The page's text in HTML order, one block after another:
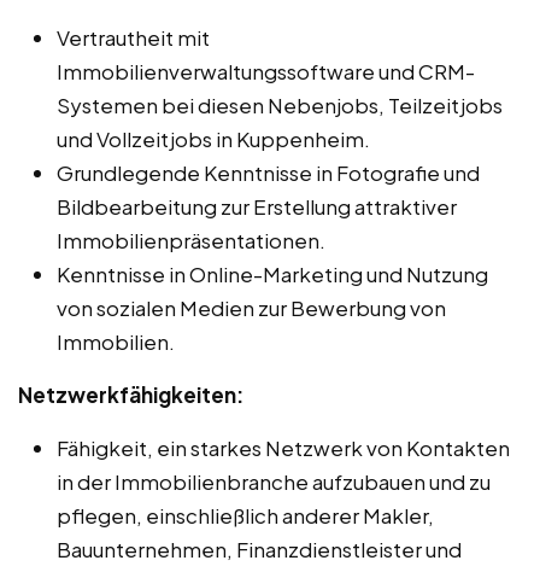
Vertrautheit mit
Immobilienverwaltungssoftware und CRM-
Systemen bei diesen Nebenjobs, Teilzeitjobs
und Vollzeitjobs in Kuppenheim.
Grundlegende Kenntnisse in Fotografie und
Bildbearbeitung zur Erstellung attraktiver
Immobilienpräsentationen.
Kenntnisse in Online-Marketing und Nutzung
von sozialen Medien zur Bewerbung von
Immobilien.
Netzwerkfähigkeiten:
Fähigkeit, ein starkes Netzwerk von Kontakten
in der Immobilienbranche aufzubauen und zu
pflegen, einschließlich anderer Makler,
Bauunternehmen, Finanzdienstleister und